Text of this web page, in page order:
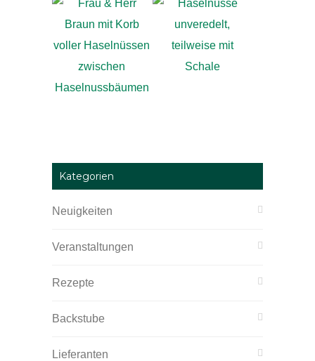
Kategorien
Neuigkeiten
Veranstaltungen
Rezepte
Backstube
Lieferanten